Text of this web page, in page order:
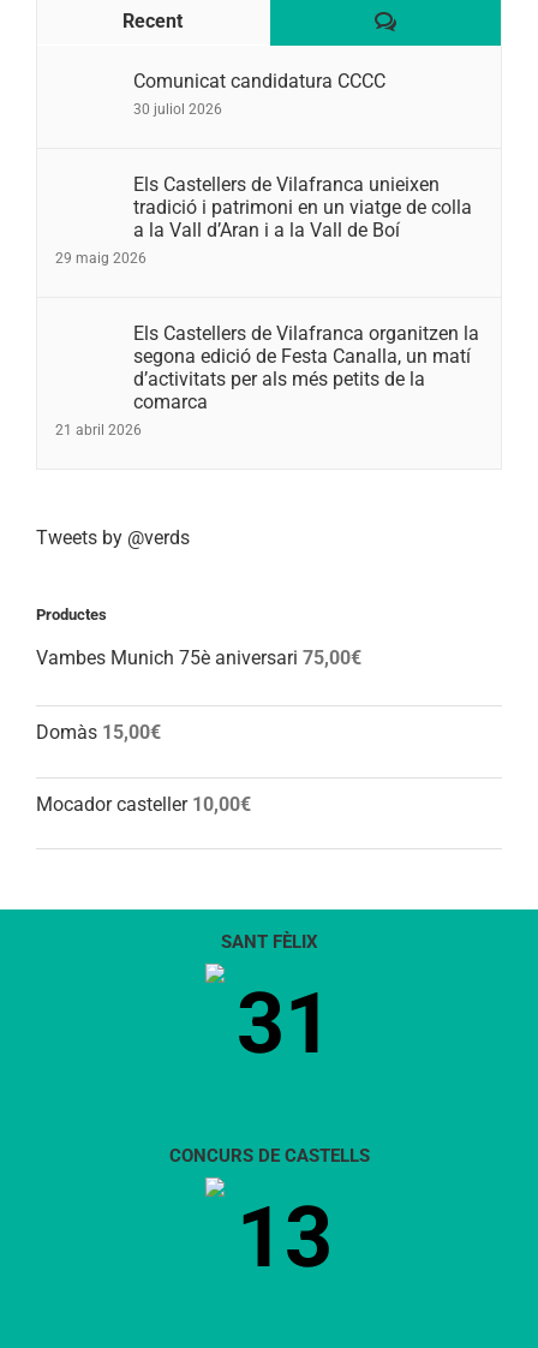
Recent Comentaris
Comunicat candidatura CCCC
30 juliol 2026
Els Castellers de Vilafranca unieixen
tradició i patrimoni en un viatge de colla
a la Vall d’Aran i a la Vall de Boí
29 maig 2026
Els Castellers de Vilafranca organitzen la
segona edició de Festa Canalla, un matí
d’activitats per als més petits de la
comarca
21 abril 2026
Tweets by @verds
Productes
Vambes Munich 75è aniversari 75,00€
Domàs 15,00€
Mocador casteller 10,00€
SANT FÈLIX
31
CONCURS DE CASTELLS
13